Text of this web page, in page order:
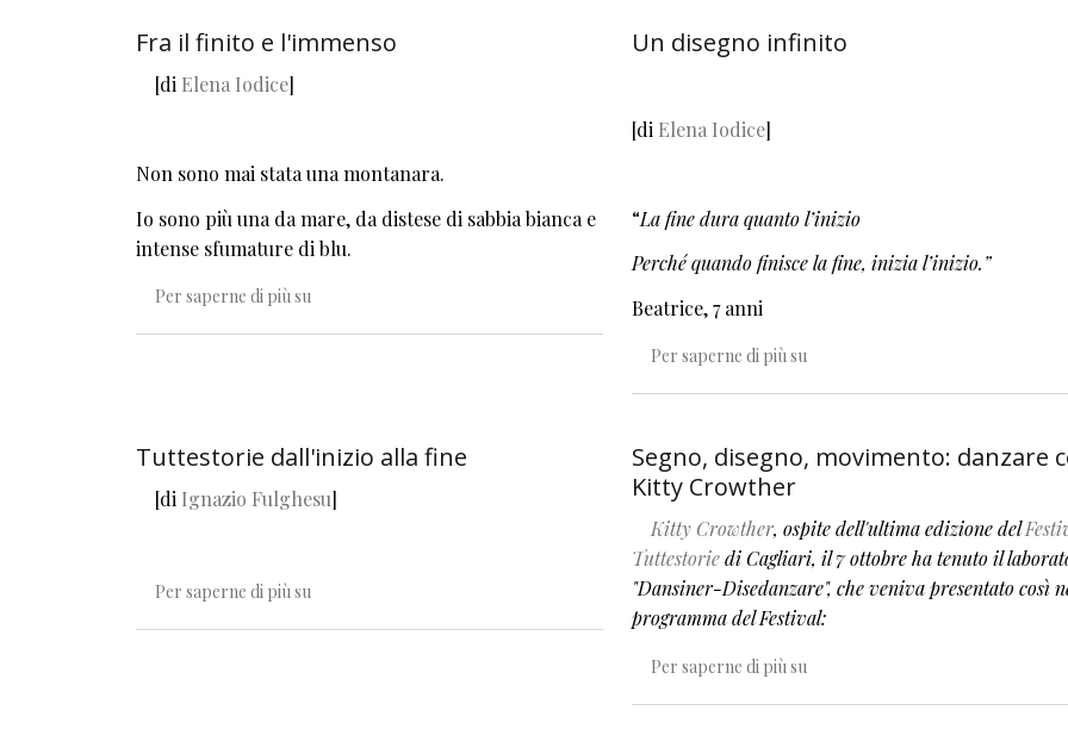
Fra il finito e l'immenso
[di Elena Iodice]
Non sono mai stata una montanara.
Io sono più una da mare, da distese di sabbia bianca e
intense sfumature di blu.
Per saperne di più su
Un disegno infinito
[di Elena Iodice]
“La fine dura quanto l’inizio
Perché quando finisce la fine, inizia l’inizio.”
Beatrice, 7 anni
Per saperne di più suUn disegno infinito
Tuttestorie dall'inizio alla fine
[di Ignazio Fulghesu]
Per saperne di più su
Segno, disegno, movimento: danzare
Kitty Crowther
Kitty Crowther, ospite dell'ultima edizione del
Tuttestoriedi Cagliari, il 7 ottobre ha tenuto il
"Dansiner-Disedanzare", che veniva presentato così
programma del Festival:
Per saperne di più suSegno, disegno, movimento: